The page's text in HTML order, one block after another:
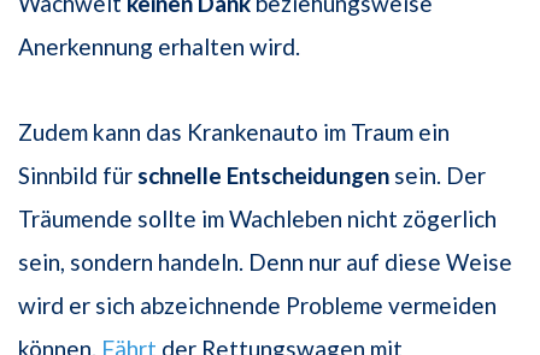
Anerkennung erhalten wird.
Zudem kann das Krankenauto im Traum ein
Sinnbild für schnelle Entscheidungen sein. Der
Träumende sollte im Wachleben nicht zögerlich
sein, sondern handeln. Denn nur auf diese Weise
wird er sich abzeichnende Probleme vermeiden
können. Fährt der Rettungswagen mit